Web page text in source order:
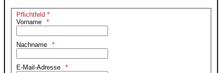
Pflichtfeld *
Vorname
Nachname
E-Mail-Adresse